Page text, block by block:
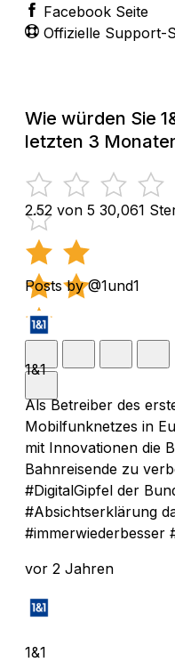
Facebook Seite
Offizielle Support-
Wie würden Sie
letzten 3
2.52 von 5 30,061
Posts by @1und1
1&1
Als Betreiber des
Mobilfunknetzes in
mit Innovationen die
Bahnreisende zu
#DigitalGipfel der
#Absichtserklärung
#immerwiederbesser
vor 2 Jahren
1&1